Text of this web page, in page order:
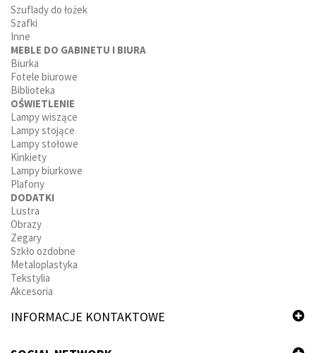
Szuflady do łożek
Szafki
Inne
MEBLE DO GABINETU I BIURA
Biurka
Fotele biurowe
Biblioteka
OŚWIETLENIE
Lampy wiszące
Lampy stojące
Lampy stołowe
Kinkiety
Lampy biurkowe
Plafony
DODATKI
Lustra
Obrazy
Zegary
Szkło ozdobne
Metaloplastyka
Tekstylia
Akcesoria
INFORMACJE KONTAKTOWE